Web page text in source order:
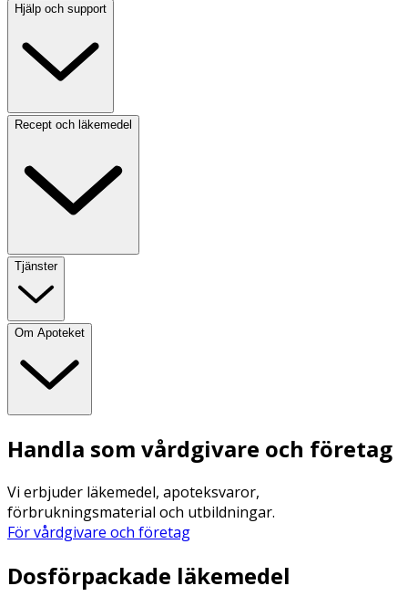
Hjälp och support
Recept och läkemedel
Tjänster
Om Apoteket
Handla som vårdgivare och företag
Vi erbjuder läkemedel, apoteksvaror,
förbrukningsmaterial och utbildningar.
För vårdgivare och företag
Dosförpackade läkemedel